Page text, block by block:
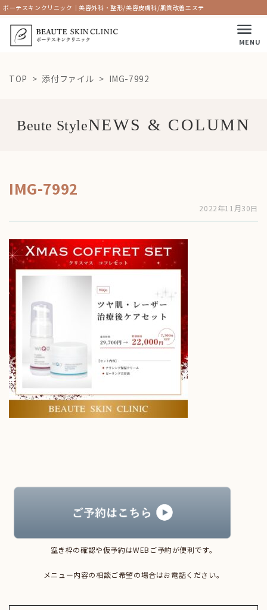
ボーテスキンクリニック｜美容外科・整形/美容皮膚科/肌質改善エステ
MENU
TOP 添付ファイル IMG-7992
Beute Style
IMG-7992
2022年11月30日
空き枠の確認や仮予約はWEBご予約が便利です。
メニュー内容の相談ご希望の場合はお電話ください。